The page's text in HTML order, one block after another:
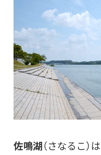
佐鳴湖（さなるこ）